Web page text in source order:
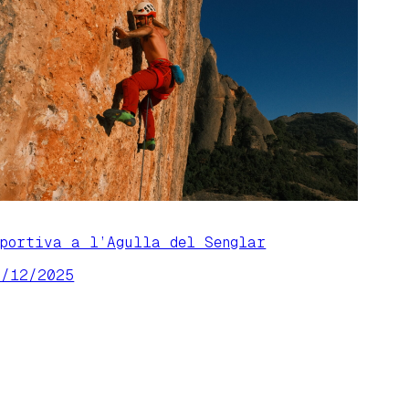
a l’Agulla del Senglar
12/2025